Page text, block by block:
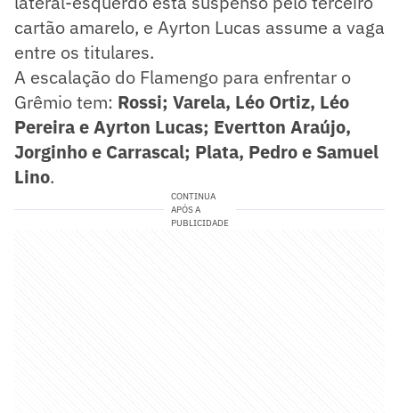
cartão amarelo, e Ayrton Lucas assume a vaga
entre os titulares.
A escalação do Flamengo para enfrentar o
Grêmio tem: Rossi; Varela, Léo Ortiz, Léo
Pereira e Ayrton Lucas; Evertton Araújo,
Jorginho e Carrascal; Plata, Pedro e Samuel
Lino.
CONTINUA
APÓS A
PUBLICIDADE